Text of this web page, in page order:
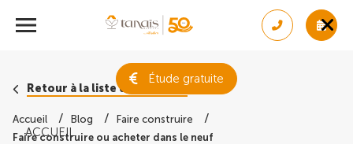
Étude gratuite
ACCUEIL
Retour à la liste des conseils
Accueil Blog
Faire construire
Faire construire ou acheter dans le neuf